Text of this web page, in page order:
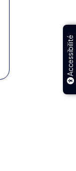
Accessibilité